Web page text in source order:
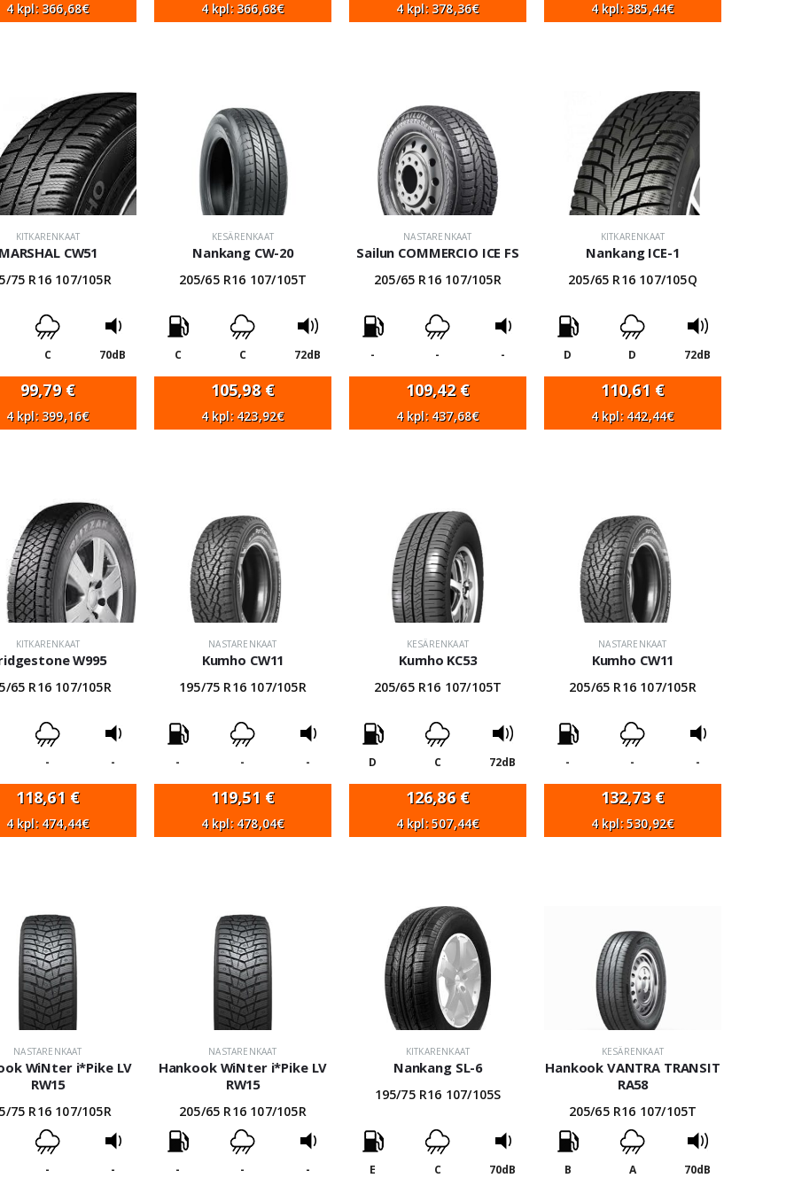
4 kpl: 366,68€ 4 kpl: 366,68€ 4 kpl: 378,36€ 4 kpl: 385,44€
KITKARENKAAT
CW51
75 R16 107/105R
C 70dB
99,79 €
4 kpl: 399,16€
KESÄRENKAAT
Nankang CW-20
205/65 R16 107/105T
C C 72dB
105,98 €
4 kpl: 423,92€
NASTARENKAAT
Sailun COMMERCIO ICE FS
205/65 R16 107/105R
- - -
109,42 €
4 kpl: 437,68€
KITKARENKAAT
Nankang ICE-1
205/65 R16 107/105Q
D D 72dB
110,61 €
4 kpl: 442,44€
KITKARENKAAT
W995
65 R16 107/105R
- -
118,61 €
4 kpl: 474,44€
NASTARENKAAT
Kumho CW11
195/75 R16 107/105R
- - -
119,51 €
4 kpl: 478,04€
KESÄRENKAAT
Kumho KC53
205/65 R16 107/105T
D C 72dB
126,86 €
4 kpl: 507,44€
NASTARENKAAT
Kumho CW11
205/65 R16 107/105R
- - -
132,73 €
4 kpl: 530,92€
NASTARENKAAT
WiNter i*Pike LV
RW15
75 R16 107/105R
- -
NASTARENKAAT
Hankook WiNter i*Pike LV
RW15
205/65 R16 107/105R
- - -
KITKARENKAAT
Nankang SL-6
195/75 R16 107/105S
E C 70dB
KESÄRENKAAT
Hankook VANTRA TRANSIT
RA58
205/65 R16 107/105T
B A 70dB